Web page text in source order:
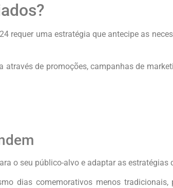
requer uma estratégia que antecipe as
de promoções, campanhas de
o seu público-alvo e adaptar as
dias comemorativos menos